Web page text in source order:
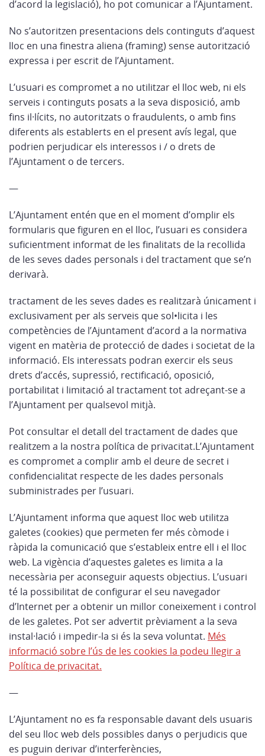
d’acord la legislació), ho pot comunicar a l’Ajuntament.
No s’autoritzen presentacions dels continguts d’aquest
lloc en una finestra aliena (framing) sense autorització
expressa i per escrit de l’Ajuntament.
L’usuari es compromet a no utilitzar el lloc web, ni els
serveis i continguts posats a la seva disposició, amb
fins il·lícits, no autoritzats o fraudulents, o amb fins
diferents als establerts en el present avís legal, que
podrien perjudicar els interessos i / o drets de
l’Ajuntament o de tercers.
—
L’Ajuntament entén que en el moment d’omplir els
formularis que figuren en el lloc, l’usuari es considera
suficientment informat de les finalitats de la recollida
de les seves dades personals i del tractament que se’n
derivarà.
tractament de les seves dades es realitzarà únicament i
exclusivament per als serveis que sol•licita i les
competències de l’Ajuntament d’acord a la normativa
vigent en matèria de protecció de dades i societat de la
informació. Els interessats podran exercir els seus
drets d’accés, supressió, rectificació, oposició,
portabilitat i limitació al tractament tot adreçant-se a
l’Ajuntament per qualsevol mitjà.
Pot consultar el detall del tractament de dades que
realitzem a la nostra política de privacitat.L’Ajuntament
es compromet a complir amb el deure de secret i
confidencialitat respecte de les dades personals
subministrades per l’usuari.
L’Ajuntament informa que aquest lloc web utilitza
galetes (cookies) que permeten fer més còmode i
ràpida la comunicació que s’estableix entre ell i el lloc
web. La vigència d’aquestes galetes es limita a la
necessària per aconseguir aquests objectius. L’usuari
té la possibilitat de configurar el seu navegador
d’Internet per a obtenir un millor coneixement i control
de les galetes. Pot ser advertit prèviament a la seva
instal·lació i impedir-la si és la seva voluntat. Més
informació sobre l’ús de les cookies la podeu llegir a
Política de privacitat.
—
L’Ajuntament no es fa responsable davant dels usuaris
del seu lloc web dels possibles danys o perjudicis que
es puguin derivar d’interferències,